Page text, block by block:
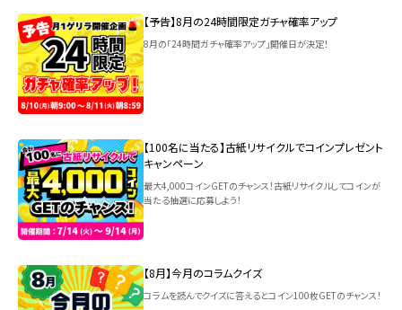
【予告】8月の24時間限定ガチャ確率アップ
8月の「24時間ガチャ確率アップ」開催日が決定！
【100名に当たる】古紙リサイクルでコインプレゼント
キャンペーン
最大4,000コインGETのチャンス！古紙リサイクルしてコインが
当たる抽選に応募しよう！
【8月】今月のコラムクイズ
コラムを読んでクイズに答えるとコイン100枚GETのチャンス！